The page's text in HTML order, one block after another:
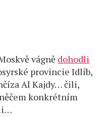
vágně dohodli
provincie Idlíb,
Al Kajdy… čili,
konkrétním